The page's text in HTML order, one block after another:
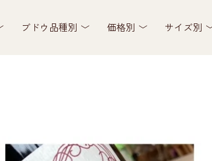
ブドウ品種別 価格別 サイズ別